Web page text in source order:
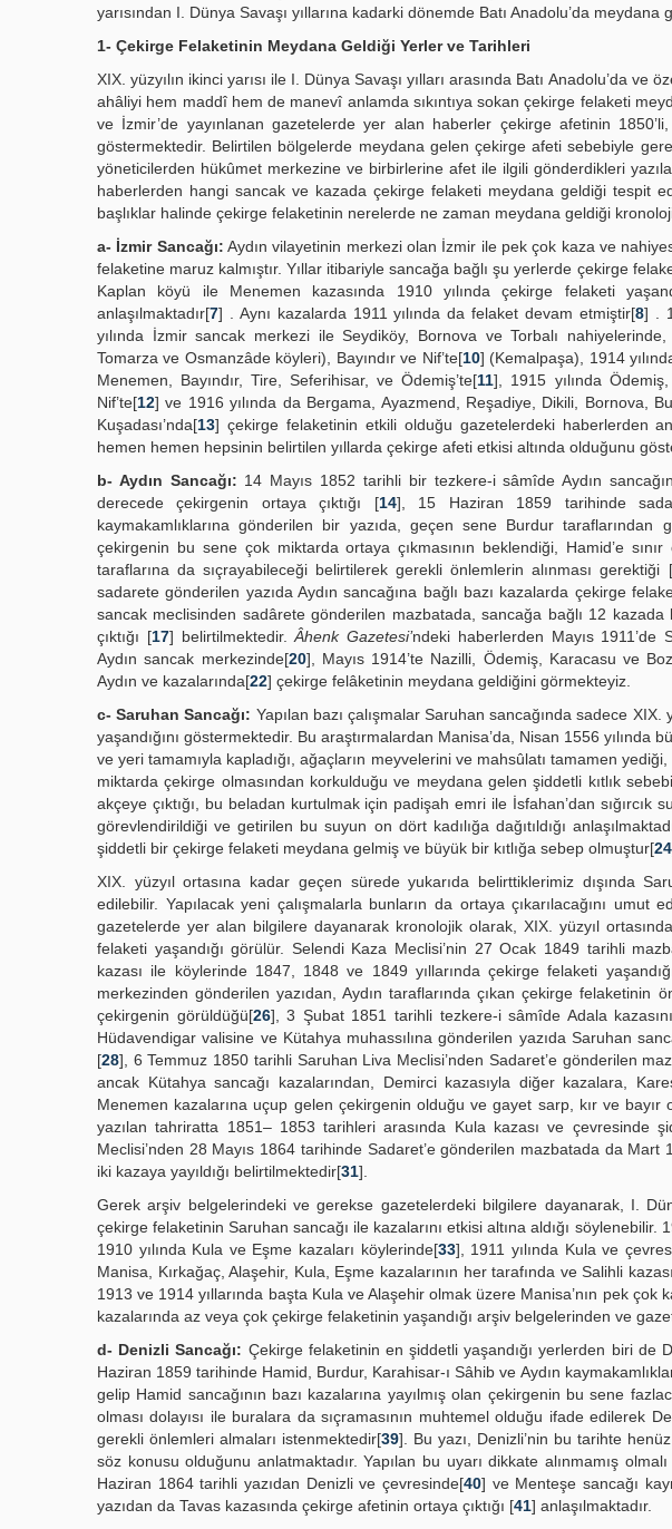
yarısından I. Dünya Savaşı yıllarına kadarki dönemde Batı Anadolu’da
1- Çekirge Felaketinin Meydana Geldiği Yerler ve Tarihleri
XIX. yüzyılın ikinci yarısı ile I. Dünya Savaşı yılları arasında Batı Anadolu’da
ahâliyi hem maddî hem de manevî anlamda sıkıntıya sokan çekirge felaketi
ve İzmir’de yayınlanan gazetelerde yer alan haberler çekirge afetinin
göstermektedir. Belirtilen bölgelerde meydana gelen çekirge afeti sebebiyle
yöneticilerden hükûmet merkezine ve birbirlerine afet ile ilgili gönderdikleri
haberlerden hangi sancak ve kazada çekirge felaketi meydana geldiği tespit
başlıklar halinde çekirge felaketinin nerelerde ne zaman meydana geldiği
a- İzmir Sancağı: Aydın vilayetinin merkezi olan İzmir ile pek çok kaza ve
felaketine maruz kalmıştır. Yıllar itibariyle sancağa bağlı şu yerlerde çekirge
Kaplan köyü ile Menemen kazasında 1910 yılında çekirge felaketi
anlaşılmaktadır[7] . Aynı kazalarda 1911 yılında da felaket devam etmiştir[8] .
yılında İzmir sancak merkezi ile Seydiköy, Bornova ve Torbalı
Tomarza ve Osmanzâde köyleri), Bayındır ve Nif’te[10] (Kemalpaşa), 1914
Menemen, Bayındır, Tire, Seferihisar, ve Ödemiş’te[11], 1915 yılında
Nif’te[12] ve 1916 yılında da Bergama, Ayazmend, Reşadiye, Dikili, Bornova,
Kuşadası’nda[13] çekirge felaketinin etkili olduğu gazetelerdeki haberlerden
hemen hemen hepsinin belirtilen yıllarda çekirge afeti etkisi altında olduğunu
b- Aydın Sancağı: 14 Mayıs 1852 tarihli bir tezkere-i sâmîde Aydın
derecede çekirgenin ortaya çıktığı [14], 15 Haziran 1859 tarihinde
kaymakamlıklarına gönderilen bir yazıda, geçen sene Burdur taraflarından
çekirgenin bu sene çok miktarda ortaya çıkmasının beklendiği, Hamid’e
taraflarına da sıçrayabileceği belirtilerek gerekli önlemlerin alınması gerektiği [
sadarete gönderilen yazıda Aydın sancağına bağlı bazı kazalarda çekirge
sancak meclisinden sadârete gönderilen mazbatada, sancağa bağlı 12
çıktığı [17] belirtilmektedir.Âhenk Gazetesi’ndeki haberlerden Mayıs 1911’de
Aydın sancak merkezinde[20], Mayıs 1914’te Nazilli, Ödemiş, Karacasu ve
Aydın ve kazalarında[22] çekirge felâketinin meydana geldiğini görmekteyiz.
c- Saruhan Sancağı: Yapılan bazı çalışmalar Saruhan sancağında sadece
yaşandığını göstermektedir. Bu araştırmalardan Manisa’da, Nisan 1556 yılında
ve yeri tamamıyla kapladığı, ağaçların meyvelerini ve mahsûlatı tamamen
miktarda çekirge olmasından korkulduğu ve meydana gelen şiddetli kıtlık
akçeye çıktığı, bu beladan kurtulmak için padişah emri ile İsfahan’dan
görevlendirildiği ve getirilen bu suyun on dört kadılığa dağıtıldığı
şiddetli bir çekirge felaketi meydana gelmiş ve büyük bir kıtlığa sebep olmuştur[24
XIX. yüzyıl ortasına kadar geçen sürede yukarıda belirttiklerimiz dışında
edilebilir. Yapılacak yeni çalışmalarla bunların da ortaya çıkarılacağını
gazetelerde yer alan bilgilere dayanarak kronolojik olarak, XIX. yüzyıl
felaketi yaşandığı görülür. Selendi Kaza Meclisi’nin 27 Ocak 1849 tarihli
kazası ile köylerinde 1847, 1848 ve 1849 yıllarında çekirge felaketi
merkezinden gönderilen yazıdan, Aydın taraflarında çıkan çekirge felaketinin
çekirgenin görüldüğü[26], 3 Şubat 1851 tarihli tezkere-i sâmîde Adala
Hüdavendigar valisine ve Kütahya muhassılına gönderilen yazıda Saruhan
[28], 6 Temmuz 1850 tarihli Saruhan Liva Meclisi’nden Sadaret’e gönderilen
ancak Kütahya sancağı kazalarından, Demirci kazasıyla diğer kazalara,
Menemen kazalarına uçup gelen çekirgenin olduğu ve gayet sarp, kır ve bayır
yazılan tahriratta 1851– 1853 tarihleri arasında Kula kazası ve çevresinde
Meclisi’nden 28 Mayıs 1864 tarihinde Sadaret’e gönderilen mazbatada da
iki kazaya yayıldığı belirtilmektedir[31].
Gerek arşiv belgelerindeki ve gerekse gazetelerdeki bilgilere dayanarak, I.
çekirge felaketinin Saruhan sancağı ile kazalarını etkisi altına aldığı söylenebilir.
1910 yılında Kula ve Eşme kazaları köylerinde[33], 1911 yılında Kula ve
Manisa, Kırkağaç, Alaşehir, Kula, Eşme kazalarının her tarafında ve Salihli
1913 ve 1914 yıllarında başta Kula ve Alaşehir olmak üzere Manisa’nın pek çok
kazalarında az veya çok çekirge felaketinin yaşandığı arşiv belgelerinden ve
d- Denizli Sancağı: Çekirge felaketinin en şiddetli yaşandığı yerlerden biri de
Haziran 1859 tarihinde Hamid, Burdur, Karahisar-ı Sâhib ve Aydın
gelip Hamid sancağının bazı kazalarına yayılmış olan çekirgenin bu sene
olması dolayısı ile buralara da sıçramasının muhtemel olduğu ifade edilerek
gerekli önlemleri almaları istenmektedir[39]. Bu yazı, Denizli’nin bu tarihte
söz konusu olduğunu anlatmaktadır. Yapılan bu uyarı dikkate alınmamış
Haziran 1864 tarihli yazıdan Denizli ve çevresinde[40] ve Menteşe sancağı
yazıdan da Tavas kazasında çekirge afetinin ortaya çıktığı [41] anlaşılmaktadır.